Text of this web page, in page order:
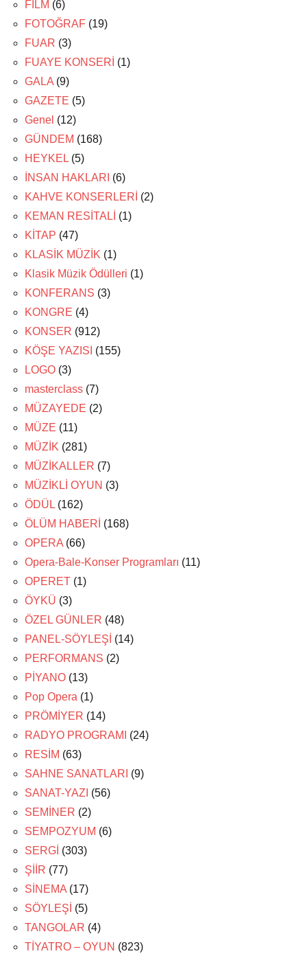
FİLM (6)
FOTOĞRAF (19)
FUAR (3)
FUAYE KONSERİ (1)
GALA (9)
GAZETE (5)
Genel (12)
GÜNDEM (168)
HEYKEL (5)
İNSAN HAKLARI (6)
KAHVE KONSERLERİ (2)
KEMAN RESİTALİ (1)
KİTAP (47)
KLASİK MÜZİK (1)
Klasik Müzik Ödülleri (1)
KONFERANS (3)
KONGRE (4)
KONSER (912)
KÖŞE YAZISI (155)
LOGO (3)
masterclass (7)
MÜZAYEDE (2)
MÜZE (11)
MÜZİK (281)
MÜZİKALLER (7)
MÜZİKLİ OYUN (3)
ÖDÜL (162)
ÖLÜM HABERİ (168)
OPERA (66)
Opera-Bale-Konser Programları (11)
OPERET (1)
ÖYKÜ (3)
ÖZEL GÜNLER (48)
PANEL-SÖYLEŞİ (14)
PERFORMANS (2)
PİYANO (13)
Pop Opera (1)
PRÖMİYER (14)
RADYO PROGRAMI
(24)
RESİM (63)
SAHNE SANATLARI (9)
SANAT-YAZI (56)
SEMİNER (2)
SEMPOZYUM (6)
SERGİ (303)
ŞİİR (77)
SİNEMA (17)
SÖYLEŞİ (5)
TANGOLAR (4)
TİYATRO – OYUN (823)